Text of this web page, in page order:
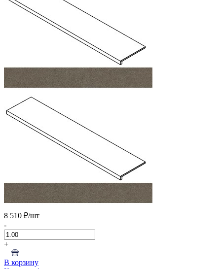
8 510 ₽/шт
-
+
В корзину